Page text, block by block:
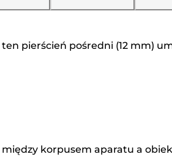
pierścień pośredni (12 mm)
korpusem aparatu a